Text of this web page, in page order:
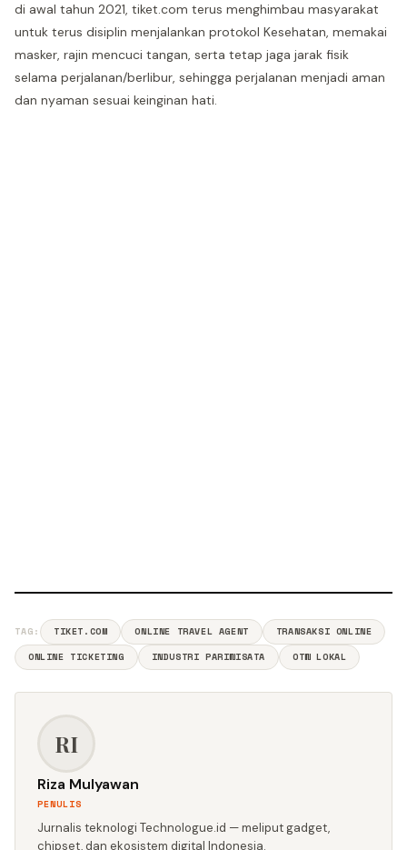
di awal tahun 2021, tiket.com terus menghimbau masyarakat
untuk terus disiplin menjalankan protokol Kesehatan, memakai
masker, rajin mencuci tangan, serta tetap jaga jarak fisik
selama perjalanan/berlibur, sehingga perjalanan menjadi aman
dan nyaman sesuai keinginan hati.
TAG: TIKET.COM ONLINE TRAVEL AGENT
TRANSAKSI ONLINE
ONLINE TICKETING
INDUSTRI PARIWISATA OTW LOKAL
RI
Riza Mulyawan
PENULIS
Jurnalis teknologi Technologue.id — meliput gadget,
chipset, dan ekosistem digital Indonesia.